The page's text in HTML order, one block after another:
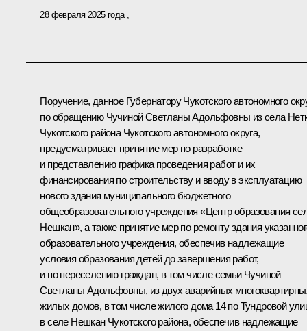
28 февраля 2025 года
Поручение, данное Губернатору Чукотского автономного
по обращению Чучиной Светланы Адольфовны из села
Чукотского района Чукотского автономного округа,
предусматривает принятие мер по разработке
и представлению графика проведения работ и их
финансирования по строительству и вводу в эксплуатацию
нового здания муниципального бюджетного
общеобразовательного учреждения «Центр образования
Нешкан», а также принятие мер по ремонту здания
образовательного учреждения, обеспечив надлежащие
условия образования детей до завершения работ,
и по переселению граждан, в том числе семьи Чучиной
Светланы Адольфовны, из двух аварийных
жилых домов, в том числе жилого дома 14 по Тундровой
в селе Нешкан Чукотского района, обеспечив надлежащие